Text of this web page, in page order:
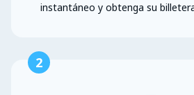
instantáneo y obtenga su
2